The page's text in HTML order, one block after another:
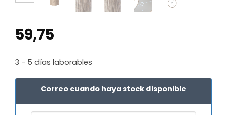
59,75
3 - 5 días laborables
Correo cuando haya stock disponible